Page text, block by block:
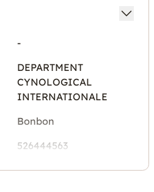
-
DEPARTMENT
CYNOLOGICAL
INTERNATIONALE
Bonbon
526444563